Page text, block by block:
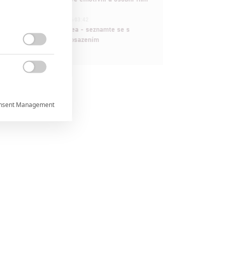
Velké preview: Odyssea - seznamte se s
maximálně nabitým obsazením

Management